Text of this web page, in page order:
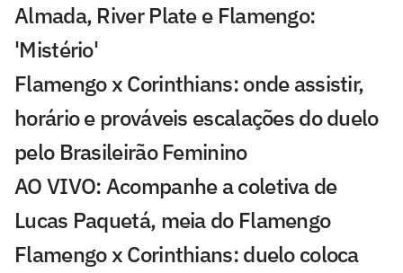
Almada, River Plate e Flamengo:
'Mistério'
Flamengo x Corinthians: onde assistir,
horário e prováveis escalações do duelo
pelo Brasileirão Feminino
AO VIVO: Acompanhe a coletiva de
Lucas Paquetá, meia do Flamengo
Flamengo x Corinthians: duelo coloca